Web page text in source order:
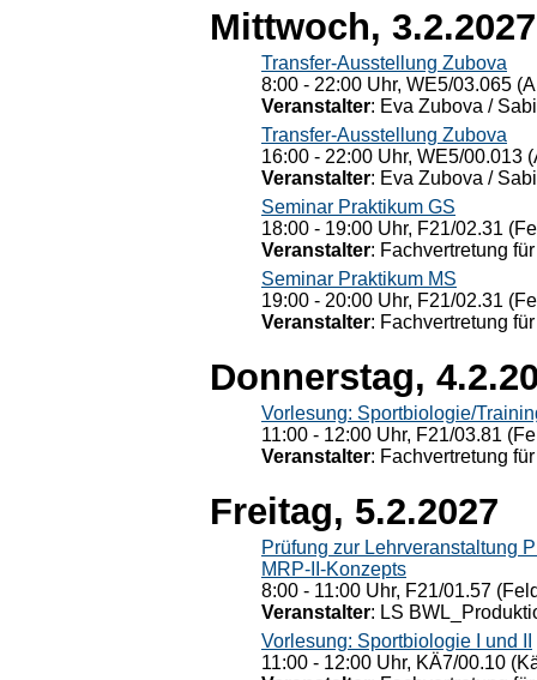
Mittwoch, 3.2.2027
Transfer-Ausstellung Zubova
8:00 - 22:00 Uhr, WE5/03.065
Veranstalter: Eva Zubova /
Transfer-Ausstellung Zubova
16:00 - 22:00 Uhr, WE5/00.013
Veranstalter: Eva Zubova /
Seminar Praktikum GS
18:00 - 19:00 Uhr, F21/02.31
Veranstalter: Fachvertretung
Seminar Praktikum MS
19:00 - 20:00 Uhr, F21/02.31
Veranstalter: Fachvertretung
Donnerstag,
Vorlesung: Sportbiologie/
11:00 - 12:00 Uhr, F21/03.81
Veranstalter: Fachvertretung
Freitag, 5.2.2027
Prüfung zur Lehrveranstaltung
MRP-II-Konzepts
8:00 - 11:00 Uhr, F21/01.57
Veranstalter: LS
Vorlesung: Sportbiologie I und II
11:00 - 12:00 Uhr, KÄ7/00.10